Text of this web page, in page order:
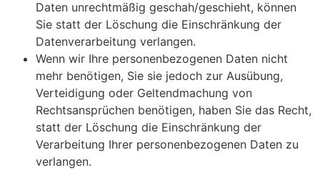
Daten unrechtmäßig geschah/geschieht, können
Sie statt der Löschung die Einschränkung der
Datenverarbeitung verlangen.
Wenn wir Ihre personenbezogenen Daten nicht
mehr benötigen, Sie sie jedoch zur Ausübung,
Verteidigung oder Geltendmachung von
Rechtsansprüchen benötigen, haben Sie das Recht,
statt der Löschung die Einschränkung der
Verarbeitung Ihrer personenbezogenen Daten zu
verlangen.